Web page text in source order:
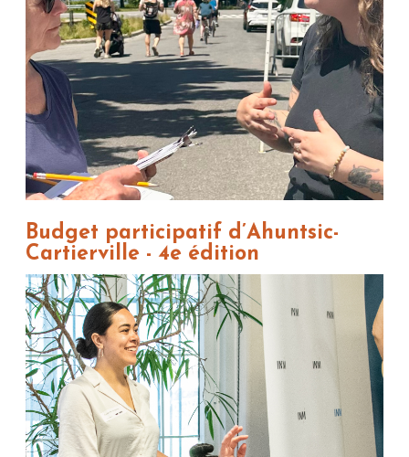
Budget participatif d’Ahuntsic-
Cartierville - 4e édition